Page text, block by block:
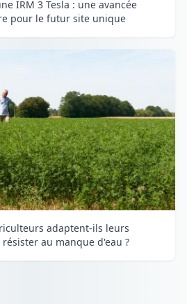
IRM 3 Tesla : une avancée
pour le futur site unique
adaptent-ils leurs
au manque d'eau ?